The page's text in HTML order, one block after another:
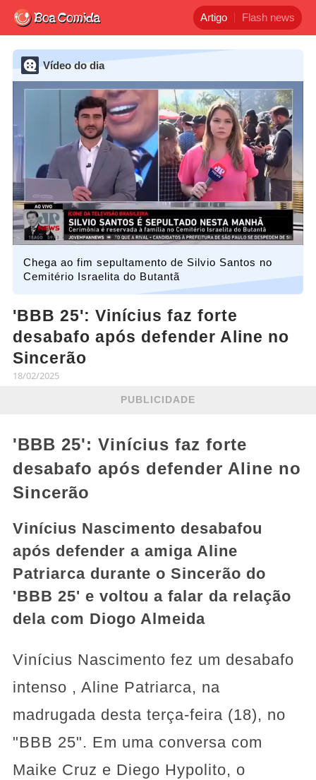
Artigo Flash news
Vídeo do dia
Chega ao fim sepultamento de Silvio Santos no
Cemitério Israelita do Butantã
'BBB 25': Vinícius faz forte
desabafo após defender Aline no
Sincerão
18/02/2025
PUBLICIDADE
'BBB 25': Vinícius faz forte
desabafo após defender Aline no
Sincerão
Vinícius Nascimento desabafou
após defender a amiga Aline
Patriarca durante o Sincerão do
'BBB 25' e voltou a falar da relação
dela com Diogo Almeida
Vinícius Nascimento fez um desabafo
intenso , Aline Patriarca, na
madrugada desta terça-feira (18), no
"BBB 25". Em uma conversa com
Maike Cruz e Diego Hypolito, o